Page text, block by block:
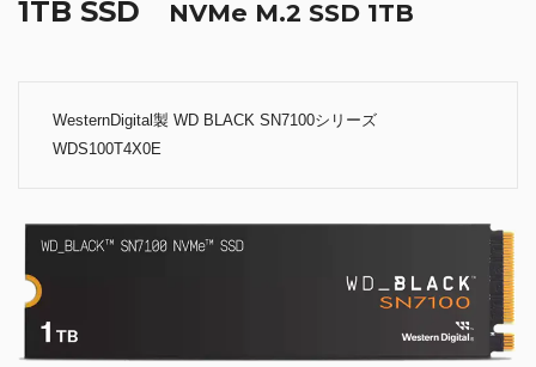
1TB SSD NVMe M.2 SSD 1TB
WesternDigital製 WD BLACK SN7100シリーズ
WDS100T4X0E